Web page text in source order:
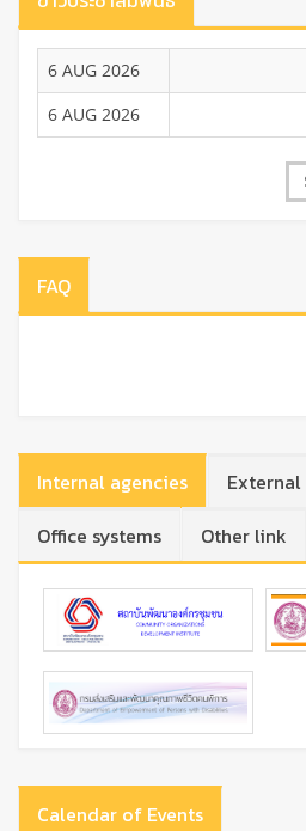
6 AUG 2026
6 AUG 2026
FAQ
Internal agencies
Office systems
Other link
Calendar of Events